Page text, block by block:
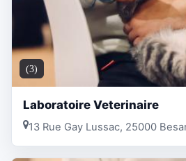
(3)
Laboratoire Veterinaire
13 Rue Gay Lussac, 25000